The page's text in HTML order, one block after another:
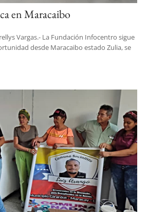
en Maracaibo
Vargas.- La Fundación Infocentro sigue
desde Maracaibo estado Zulia, se